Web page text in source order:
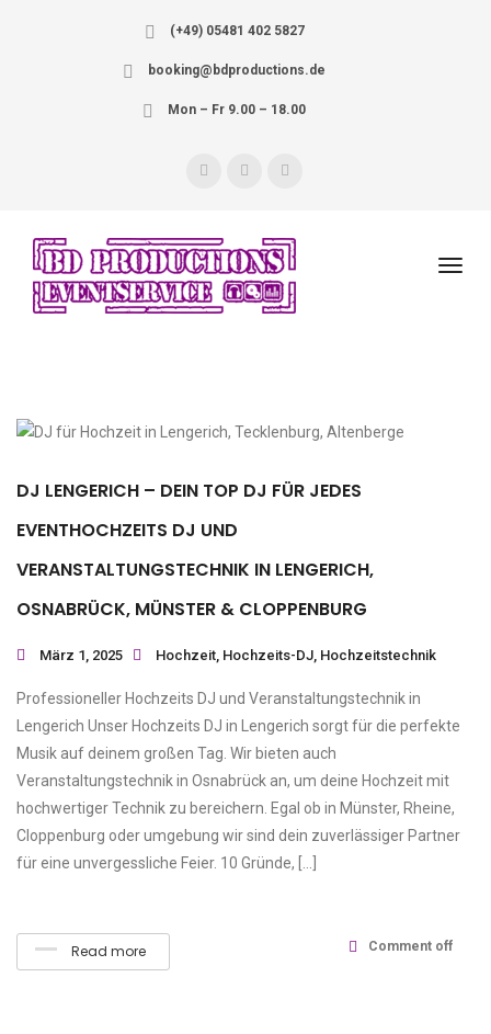
(+49) 05481 402 5827
booking@bdproductions.de
Mon – Fr 9.00 – 18.00
DJ LENGERICH – DEIN TOP DJ FÜR JEDES
EVENTHOCHZEITS DJ UND
VERANSTALTUNGSTECHNIK IN LENGERICH,
OSNABRÜCK, MÜNSTER & CLOPPENBURG
März 1, 2025 Hochzeit, Hochzeits-DJ, Hochzeitstechnik
Professioneller Hochzeits DJ und Veranstaltungstechnik in
Lengerich Unser Hochzeits DJ in Lengerich sorgt für die perfekte
Musik auf deinem großen Tag. Wir bieten auch
Veranstaltungstechnik in Osnabrück an, um deine Hochzeit mit
hochwertiger Technik zu bereichern. Egal ob in Münster, Rheine,
Cloppenburg oder umgebung wir sind dein zuverlässiger Partner
für eine unvergessliche Feier. 10 Gründe, […]
Read more Comment off